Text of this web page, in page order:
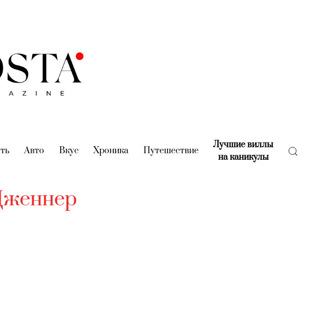
(current)
Авто (current)
Вкус (current)
Хроника (current)
Путешествие(current)
Лучшие виллы
на каникулы(current)